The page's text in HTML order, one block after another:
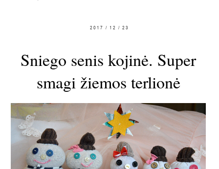
2017 / 12 / 23
Sniego senis kojinė. Super
smagi žiemos terlionė